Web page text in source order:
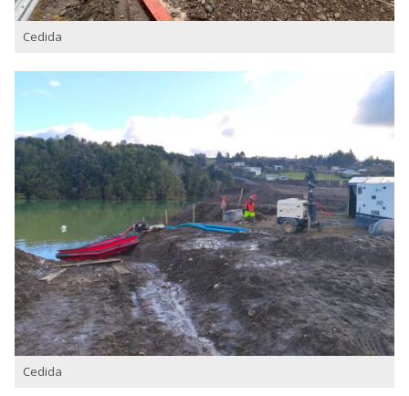
Cedida
Cedida